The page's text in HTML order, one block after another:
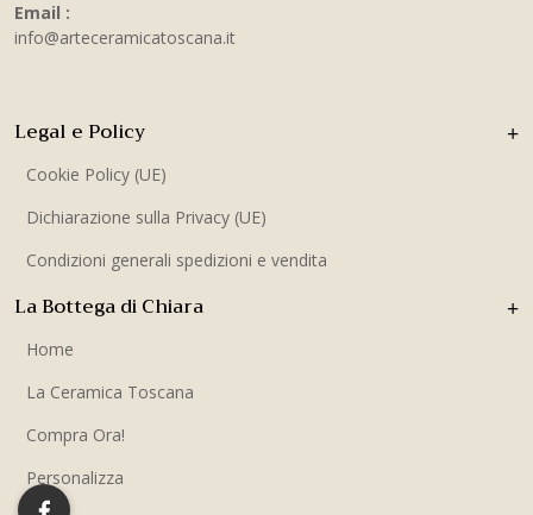
Email :
info@arteceramicatoscana.it
La Bottega di Chiara
Home
La Ceramica Toscana
Compra Ora!
Personalizza
Legal e Policy
Cookie Policy (UE)
Dichiarazione sulla Privacy (UE)
Condizioni generali spedizioni e vendita